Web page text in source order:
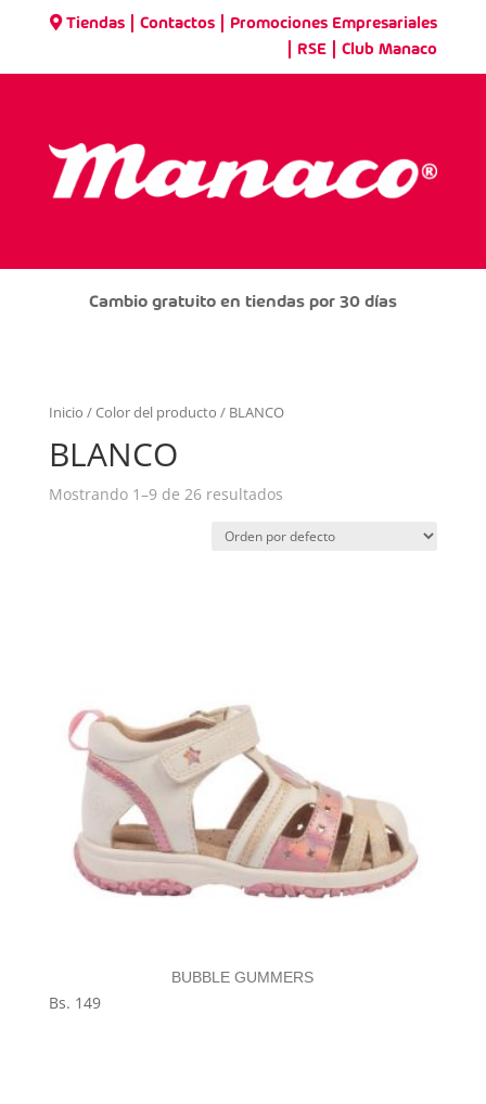
Tiendas |Contactos Promociones Empresariales
RSE |Club Manaco
Cambio gratuito en tiendas por 30 días
Inicio / Color del producto / BLANCO
BLANCO
Mostrando 1–9 de 26 resultados
BUBBLE GUMMERS
Bs. 149